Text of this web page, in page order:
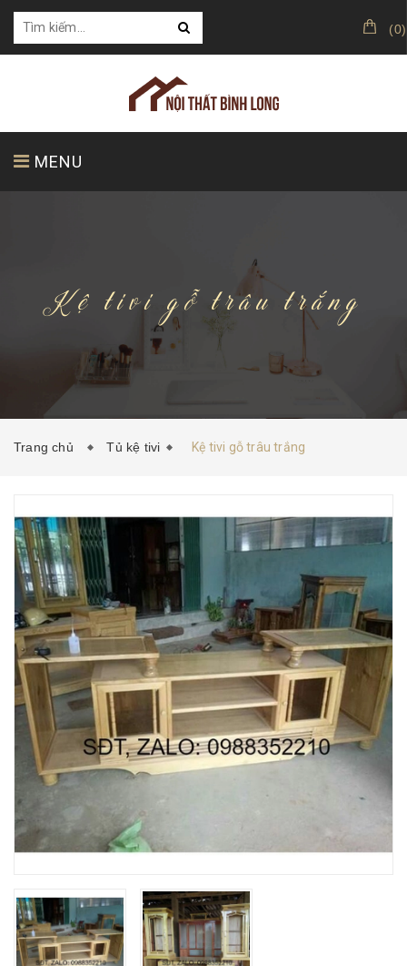
(0)
MENU
KHÁCH HÀNG CỦA CHÚNG TÔI
HƯỚNG DẪN MUA HÀNG
Kệ tivi gỗ trâu trắng
Trang chủ Tủ kệ tivi Kệ tivi gỗ trâu trắng